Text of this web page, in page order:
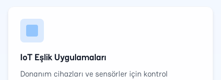
IoT Eşlik Uygulamaları
Donanım cihazları ve sensörler için kontrol